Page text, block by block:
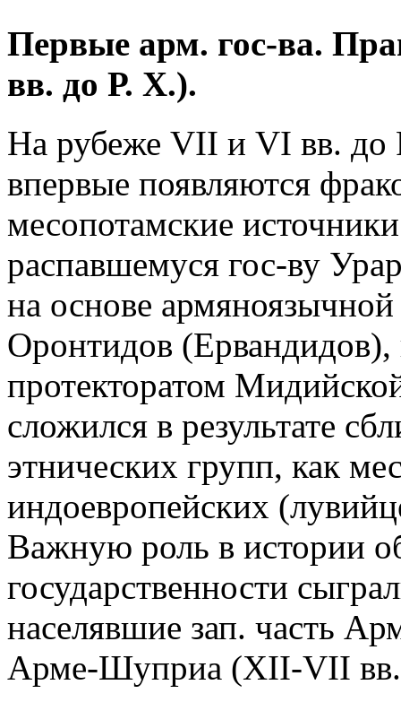
Первые арм. гос-ва.
вв. до Р. Х.).
На рубеже VII и VI вв. до
впервые появляются
месопотамские
распавшемуся гос-ву
на основе
Оронтидов
протекторатом
сложился в результате
этнических групп, как
индоевропейских
Важную роль в истории
государственности
населявшие зап. часть
Арме-Шуприа (XII-VII